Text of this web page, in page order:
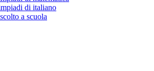
di italiano
a scuola